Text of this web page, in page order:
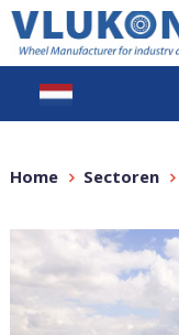
Home Sectoren